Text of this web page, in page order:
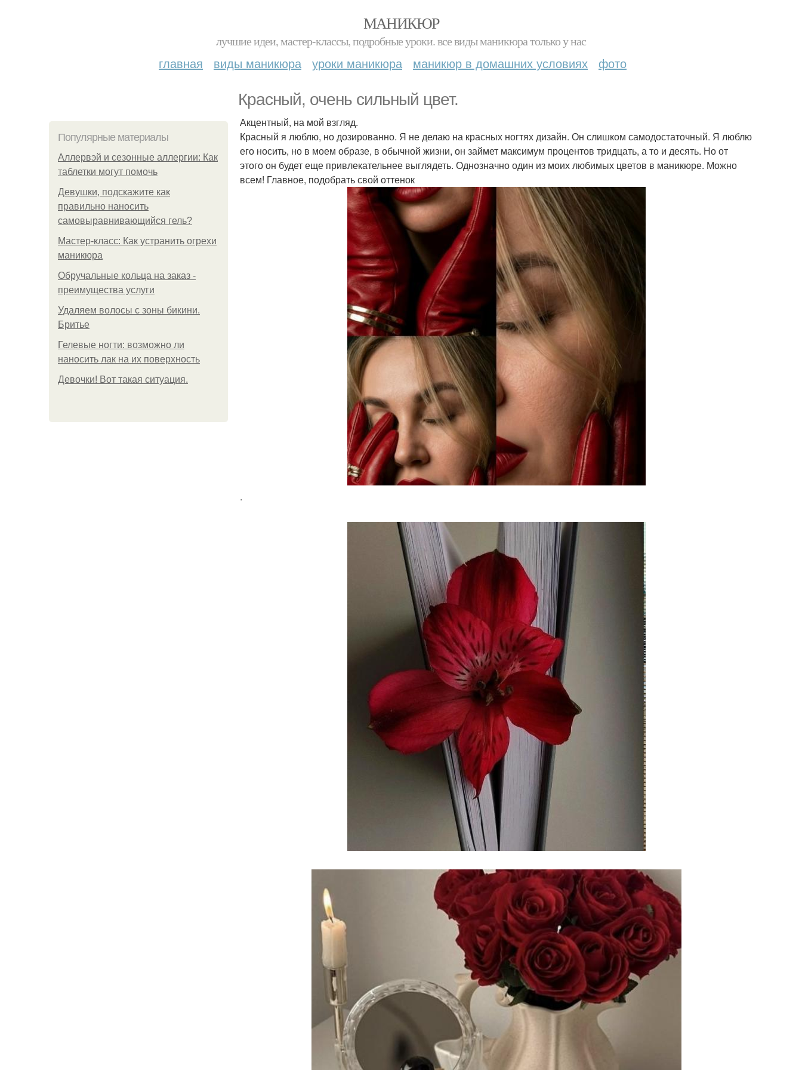
МАНИКЮР
лучшие идеи, мастер-классы, подробные уроки. все виды маникюра только у нас
главная виды маникюра уроки маникюра маникюр в домашних условиях фото
Красный, очень сильный цвет.
Популярные материалы
Аллервэй и сезонные аллергии: Как
таблетки могут помочь
Девушки, подскажите как
правильно наносить
самовыравнивающийся гель?
Мастер-класс: Как устранить огрехи
маникюра
Обручальные кольца на заказ -
преимущества услуги
Удаляем волосы с зоны бикини.
Бритье
Гелевые ногти: возможно ли
наносить лак на их поверхность
Девочки! Вот такая ситуация.
Акцентный, на мой взгляд.
Красный я люблю, но дозированно. Я не делаю на красных ногтях дизайн. Он слишком самодостаточный. Я люблю
его носить, но в моем образе, в обычной жизни, он займет максимум процентов тридцать, а то и десять. Но от
этого он будет еще привлекательнее выглядеть. Однозначно один из моих любимых цветов в маникюре. Можно
всем! Главное, подобрать свой оттенок
.